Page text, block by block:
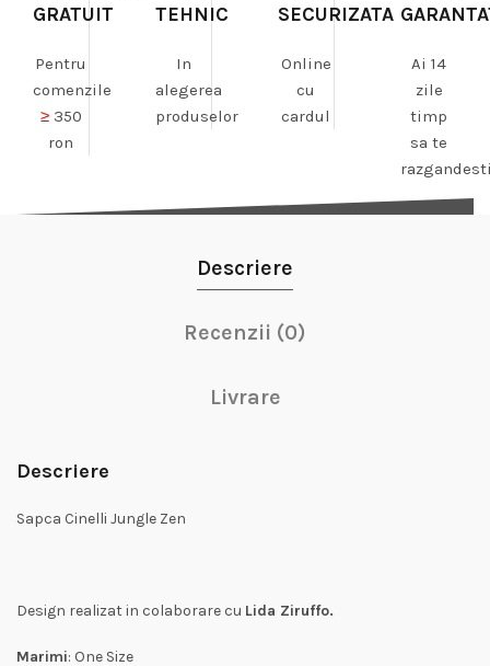
GRATUIT
Pentru
comenzile
≥350
ron
TEHNIC
In
alegerea
produselor
SECURIZATA
Online
cu
cardul
Ai 14
zile
timp
sa te
Descriere
Recenzii (0)
Livrare
Descriere
Sapca Cinelli Jungle Zen
Design realizat in colaborare cu Lida Ziruffo.
Marimi: One Size